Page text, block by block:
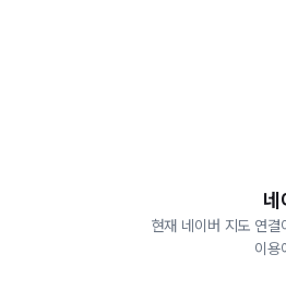
네
현재 네이버 지도 연
이용